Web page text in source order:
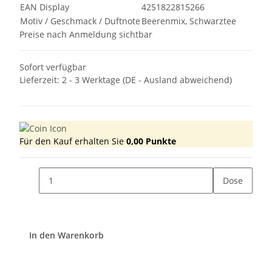
EAN Display
4251822815266
Motiv / Geschmack / Duftnote Beerenmix, Schwarztee
Preise nach Anmeldung sichtbar
Sofort verfügbar
Lieferzeit: 2 - 3 Werktage (DE - Ausland abweichend)
Für den Kauf erhalten Sie 0,00 Punkte
Dose
In den Warenkorb